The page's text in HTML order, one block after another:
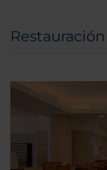
Restauración